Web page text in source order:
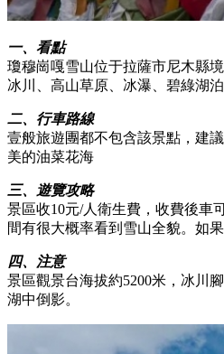
一、看點
瓊穆崗嘎雪山位于拉薩市尼木縣
冰川、高山草原、冰瀑、碧綠湖
二、行車路線
壹般旅遊團都不包含該景點，建
美的油菜花海
三、遊覽攻略
景區收10元/人衛生費，收費後車
間有很大概率看到雪山全貌。如
四、注意
景區觀景台海拔約5200米，冰川
湖中倒影。